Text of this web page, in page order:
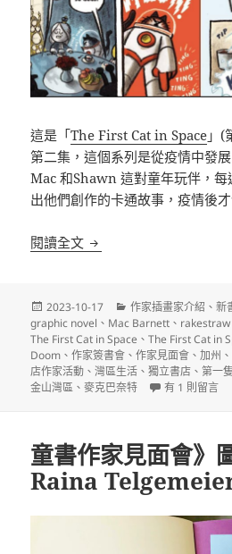
這是「The First Cat in Space 」(
第二集，這個系列是從疫情中發
Mac 和Shawn 這對童年玩伴，
出他們創作的卡通故事，疫情後
閱讀全文 童書作家見面會》圖
發
佈
日
期:
2023-10-17
分
類
作家插畫家介紹 、新
graphic novel 、 Mac Barnett 、 rakestraw
The First Cat in Space 、The First Cat in
Doom 、作家簽書會 、作家見面會 、加州 、
店作家活動 、灣區生活 、獨立書店 、第一
金山灣區 、麥克巴奈特 在〈童書作
有 1 則留言
童書作家見面會》
Raina Telgemeier